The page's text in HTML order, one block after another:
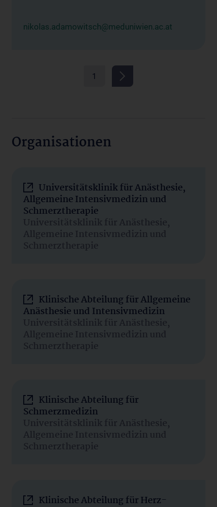
nikolas.adamowitsch@meduniwien.ac.at
1
Organisationen
Universitätsklinik für Anästhesie,
Allgemeine Intensivmedizin und
Schmerztherapie
Universitätsklinik für Anästhesie,
Allgemeine Intensivmedizin und
Schmerztherapie
Klinische Abteilung für Allgemeine
Anästhesie und Intensivmedizin
Universitätsklinik für Anästhesie,
Allgemeine Intensivmedizin und
Schmerztherapie
Klinische Abteilung für
Schmerzmedizin
Universitätsklinik für Anästhesie,
Allgemeine Intensivmedizin und
Schmerztherapie
Klinische Abteilung für Herz-